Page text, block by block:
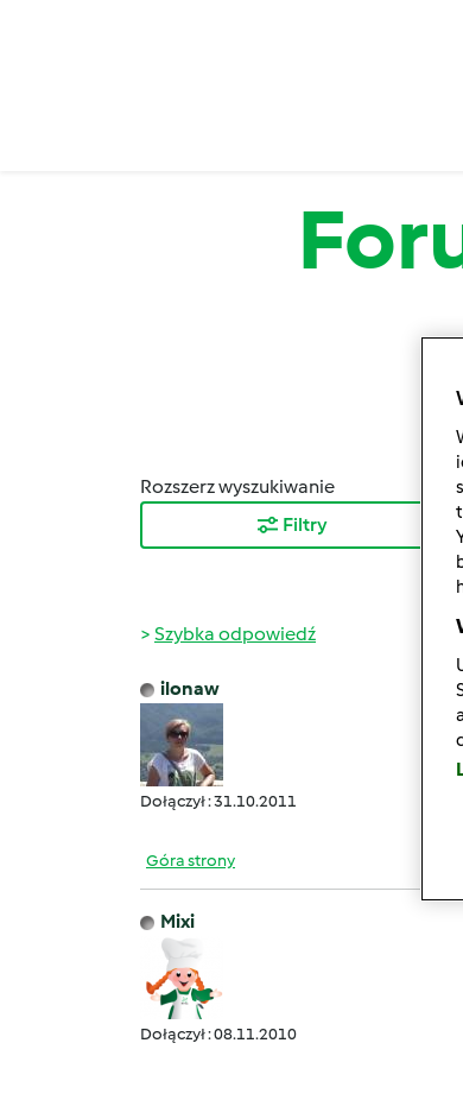
Rozszerz wyszukiwanie
Filtry
Szybka odpowiedź
ilonaw
Dołączył : 31.10.2011
Góra strony
Mixi
Dołączył : 08.11.2010